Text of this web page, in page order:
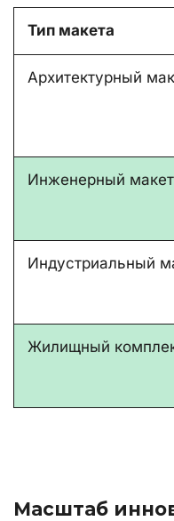
Тип макета
Архитектурный
Инженерный макет
Индустриальный
Жилищный
Масштаб